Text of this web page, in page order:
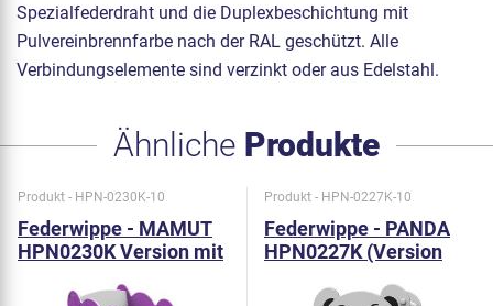
Spezialfederdraht und die Duplexbeschichtung mit
Pulvereinbrennfarbe nach der RAL geschützt. Alle
Verbindungselemente sind verzinkt oder aus Edelstahl.
Ähnliche Produkte
Produkt - HPN-0230K-10
Federwippe - MAMUT
HPN0230K Version mit
Produkt - HPN-0227K-10
Federwippe - PANDA
HPN0227K (Version